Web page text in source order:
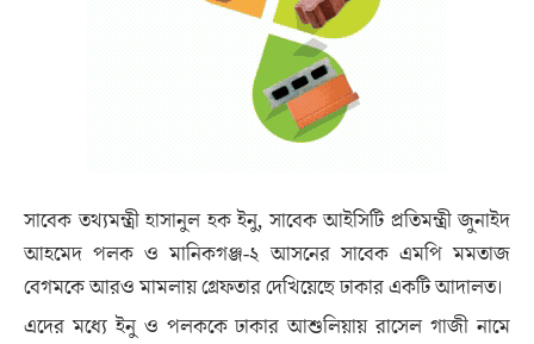
সাবেক তথ্যমন্ত্রী হাসানুল হক ইনু, সাবেক আইসিটি প্রতিমন্ত্রী জুনাইদ
আহমেদ পলক ও মানিকগঞ্জ-২ আসনের সাবেক এমপি মমতাজ
বেগমকে আরও মামলায় গ্রেফতার দেখিয়েছে ঢাকার একটি আদালত।
এদের মধ্যে ইনু ও পলককে ঢাকার আশুলিয়ায় রাসেল গাজী নামে